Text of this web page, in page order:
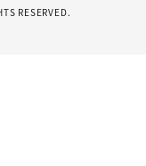
RESERVED.